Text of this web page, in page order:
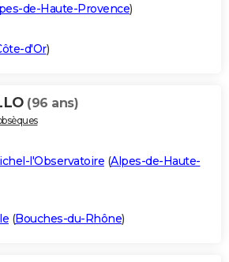
de-Haute-Provence)
d'Or)
(96 ans)
l'Observatoire (Alpes-de-Haute-
(Bouches-du-Rhône)